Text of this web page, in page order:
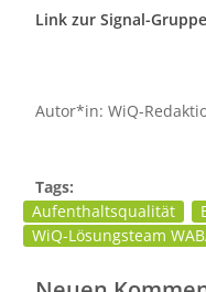
Link zur Signal-
Autor*in: WiQ-
Tags:
Aufenthaltsqualität
WiQ-Lösungsteam